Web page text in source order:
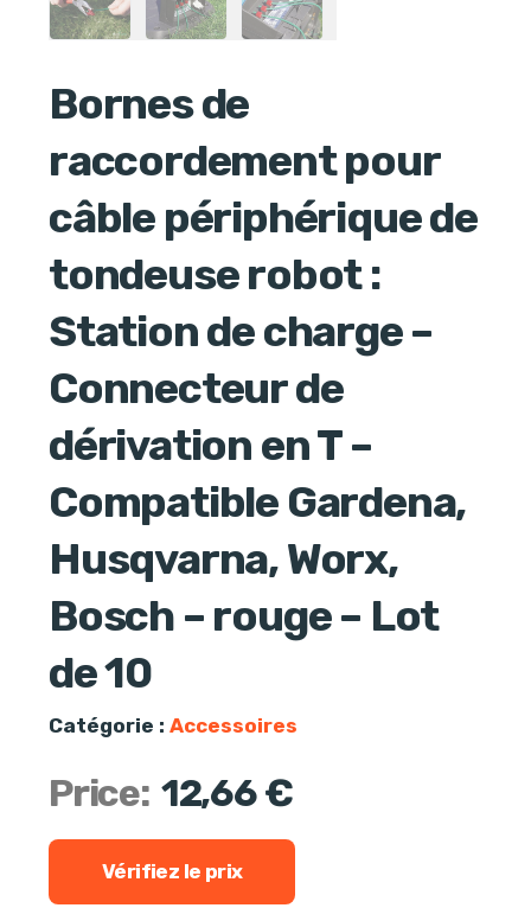
Bornes de
raccordement pour
câble périphérique de
tondeuse robot :
Station de charge –
Connecteur de
dérivation en T –
Compatible Gardena,
Husqvarna, Worx,
Bosch – rouge – Lot
de 10
Price: 12,66€
Vérifiez le prix
Catégorie : Accessoires